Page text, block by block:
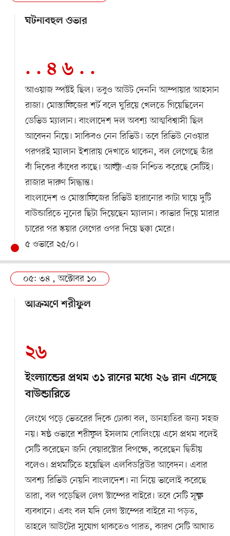
ঘটনাবহুল ওভার
. . ৪ ৬ . .
আওয়াজ স্পষ্টই ছিল। তবুও আউট দেননি আম্পায়ার আহসান
রাজা। মোস্তাফিজের শর্ট বলে ঘুরিয়ে খেলতে গিয়েছিলেন
ডেভিড ম্যালান। বাংলাদেশ দল অবশ্য আত্মবিশ্বাসী ছিল
আবেদন নিয়ে। সাকিবও নেন রিভিউ। তবে রিভিউ নেওয়ার
পরপরই ম্যালান ইশারায় দেখাতে থাকেন, বল লেগেছে তাঁর
বাঁ দিকের কাঁধের কাছে। আল্ট্রা-এজ নিশ্চিত করেছে সেটিই।
রাজার দারুণ সিদ্ধান্ত।
বাংলাদেশ ও মোস্তাফিজের রিভিউ হারানোর কাটা ঘায়ে দুটি
বাউন্ডারিতে নুনের ছিটা দিয়েছেন ম্যালান। কাভার দিয়ে মারার
চারের পর স্কয়ার লেগের ওপর দিয়ে ছক্কা মেরে।
৫ ওভারে ২৫/০।
০৫: ৩৪ , অক্টোবর ১০
আক্রমণে শরীফুল
২৬
ইংল্যান্ডের প্রথম ৩১ রানের মধ্যে ২৬ রান এসেছে
বাউন্ডারিতে
লেংথে পড়ে ভেতরের দিকে ঢোকা বল, ডানহাতির জন্য সহজ
নয়। ষষ্ঠ ওভারে শরীফুল ইসলাম বোলিংয়ে এসে প্রথম বলেই
সেটি করেছেন জনি বেয়ারস্টোর বিপক্ষে, করেছেন দ্বিতীয়
বলেও। প্রথমটিতে হয়েছিল এলবিডব্লিউর আবেদন। এবার
অবশ্য রিভিউ নেয়নি বাংলাদেশ। না নিয়ে ভালোই করেছে
তারা, বল পড়েছিল লেগ স্টাম্পের বাইরে। তবে সেটি সূক্ষ্ণ
ব্যবধানে। এবং বল যদি লেগ স্টাম্পের বাইরে না পড়ত,
তাহলে আউটের সুযোগ থাকতেও পারত, কারণ সেটি আঘাত